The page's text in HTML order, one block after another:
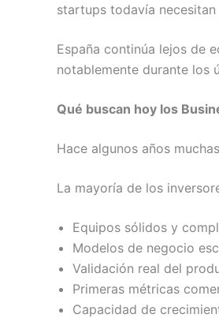
startups todavía
España continúa lejos de
notablemente durante los
Qué buscan hoy los
Hace algunos años
La mayoría de los
Equipos sólidos y
Modelos de negocio
Validación real del
Primeras métricas
Capacidad de